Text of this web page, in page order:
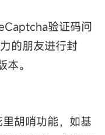
验证码问
的朋友进行封
。
胡哨功能，如基